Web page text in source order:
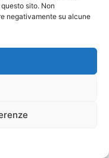
sito. Non
negativamente su alcune
CONFIDA